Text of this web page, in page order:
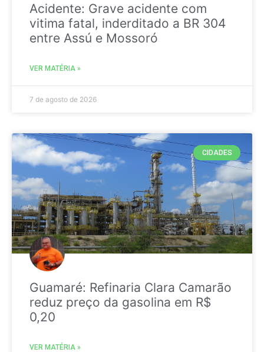
Acidente: Grave acidente com
vitima fatal, inderditado a BR 304
entre Assú e Mossoró
VER MATÉRIA »
7 de agosto de 2026
CIDADES
Guamaré: Refinaria Clara Camarão
reduz preço da gasolina em R$
0,20
VER MATÉRIA »